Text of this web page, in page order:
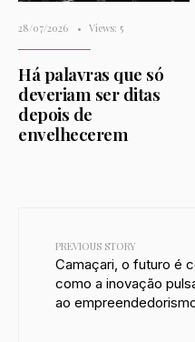
28/07/2026 • Views: 5
Há palavras que só
deveriam ser ditas
depois de
envelhecerem
PREVIOUS STORY
Camaçari, o futuro é
como a inovação
ao